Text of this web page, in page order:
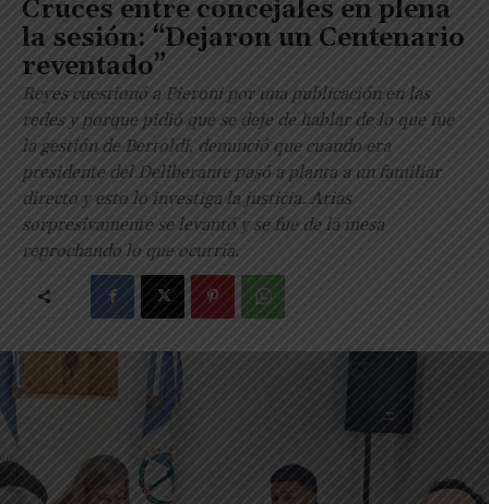
Cruces entre concejales en plena
la sesión: “Dejaron un Centenario
reventado”
Reyes cuestionó a Pieroni por una publicación en las
redes y porque pidió que se deje de hablar de lo que fue
la gestión de Bertoldi, denunció que cuando era
presidente del Deliberante pasó a planta a un familiar
directo y esto lo investiga la justicia. Arias
sorpresivamente se levantó y se fue de la mesa
reprochando lo que ocurría.